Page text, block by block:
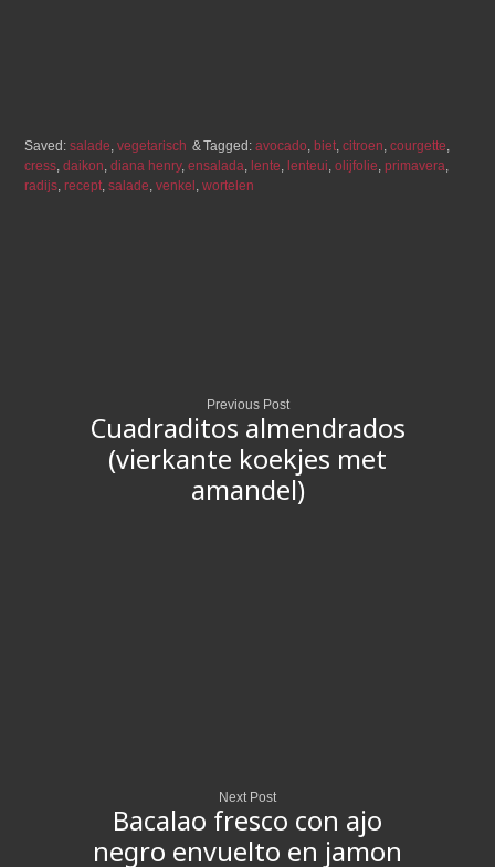
Saved:salade ,vegetarisch Tagged:avocado biet ,citroen ,courgette
cress ,daikon ,diana henry,ensalada lente lenteui ,olijfolie ,primavera
radijs ,recept ,salade ,venkel ,wortelen
Previous Post
Cuadraditos almendrados
(vierkante koekjes met
amandel)
Next Post
Bacalao fresco con ajo
negro envuelto en jamon